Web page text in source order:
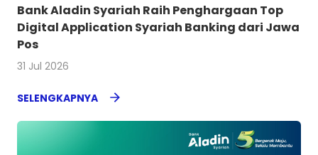
Bank Aladin Syariah Raih Penghargaan Top
Digital Application Syariah Banking dari Jawa
Pos
31 Jul 2026
SELENGKAPNYA